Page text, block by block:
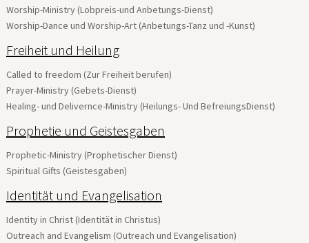
Worship-Ministry (Lobpreis-und Anbetungs-Dienst)
Worship-Dance und Worship-Art (Anbetungs-Tanz und -Kunst)
Freiheit und Heilung
Called to freedom (Zur Freiheit berufen)
Prayer-Ministry (Gebets-Dienst)
Healing- und Delivernce-Ministry (Heilungs- Und BefreiungsDienst)
Prophetie und Geistesgaben
Prophetic-Ministry (Prophetischer Dienst)
Spiritual Gifts (Geistesgaben)
Identität und Evangelisation
Identity in Christ (Identität in Christus)
Outreach and Evangelism (Outreach und Evangelisation)